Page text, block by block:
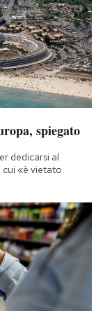
spiegato
dedicarsi al
«è vietato